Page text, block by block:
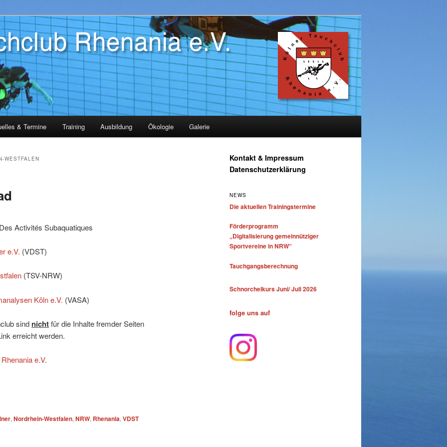
Rhenania
Köln, tauchen lernen Köln
& Termine Training Ausbildung Ökologie Galerie
WESTFALEN
Activités Subaquatiques
e.V. (VDST)
(TSV-NRW)
Köln e.V. (VASA)
sind nichtfür die Inhalte fremder Seiten
erreicht werden.
e.V.
, Nordrhein-Westfalen, NRW, Rhenania, VDST
Kontakt & Impressum
Datenschutzerklärung
NEWS
Die aktuellen Trainingstermine
Förderprogramm
„Digitalisierung gemeinnütziger
Sportvereine in NRW“
Tauchgangsberechnung
Schnorchelkurs Juni/ Juli 2026
folge uns auf